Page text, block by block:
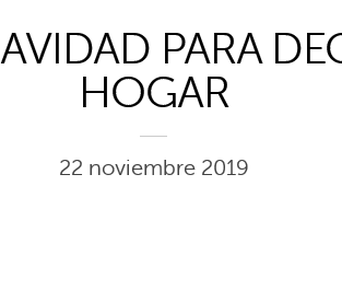
PARA
HOGAR
22 noviembre 2019